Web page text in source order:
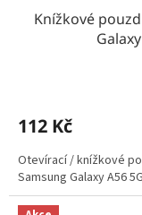
Knížkové
112 Kč
Otevírací / knížkové
Samsung Galaxy A56